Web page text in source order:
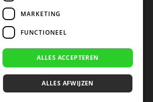
5405 PA Udeninfo(@)koffie-
085 782 5578KvK 67529623 Btw:
Cookies–Algemene Voorwaarden
MARKETING
FUNCTIONEEL
ALLES ACCEPTEREN
ALLES AFWIJZEN